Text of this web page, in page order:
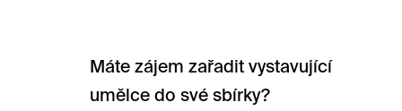
Máte zájem zařadit vystavující
umělce do své sbírky?